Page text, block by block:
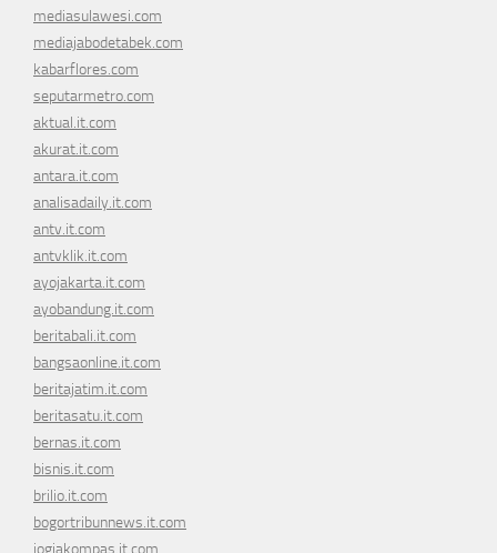
mediasulawesi.com
mediajabodetabek.com
kabarflores.com
seputarmetro.com
aktual.it.com
akurat.it.com
antara.it.com
analisadaily.it.com
antv.it.com
antvklik.it.com
ayojakarta.it.com
ayobandung.it.com
beritabali.it.com
bangsaonline.it.com
beritajatim.it.com
beritasatu.it.com
bernas.it.com
bisnis.it.com
brilio.it.com
bogortribunnews.it.com